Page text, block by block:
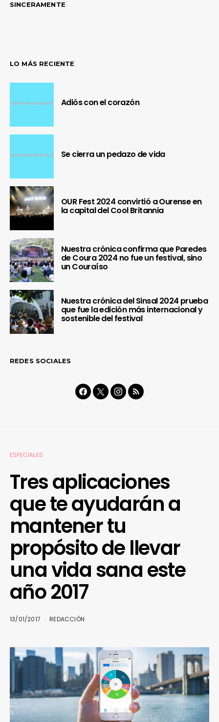
SINCERAMENTE
LO MÁS RECIENTE
Adiós con el corazón
Se cierra un pedazo de vida
OUR Fest 2024 convirtió a Ourense en
la capital del Cool Britannia
Nuestra crónica confirma que Paredes
de Coura 2024 no fue un festival, sino
un Couraíso
Nuestra crónica del Sinsal 2024 prueba
que fue la edición más internacional y
sostenible del festival
REDES SOCIALES
ESPECIALES
Tres aplicaciones
que te ayudarán a
mantener tu
propósito de llevar
una vida sana este
año 2017
13/01/2017 REDACCIÓN